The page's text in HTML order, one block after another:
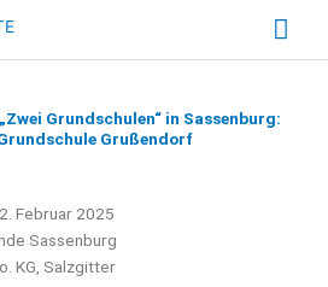
Grundschulen“ in Sassenburg:
Grußendorf
Febru­ar 2025
Sas­sen­burg
KG, Salzgitter